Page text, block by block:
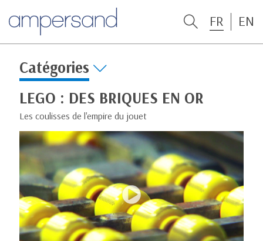
FR EN
Catégories
LEGO : DES BRIQUES EN OR
Les coulisses de l'empire du jouet